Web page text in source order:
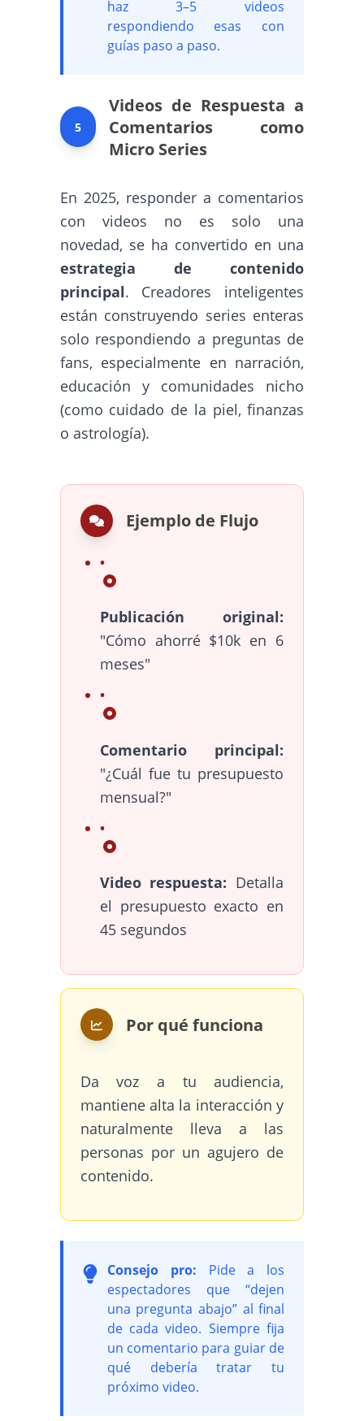
haz 3–5 videos
respondiendo esas con
guías paso a paso.
5
Videos de Respuesta a
Comentarios como
Micro Series
En 2025, responder a comentarios
con videos no es solo una
novedad, se ha convertido en una
estrategia de contenido
principal. Creadores inteligentes
están construyendo series enteras
solo respondiendo a preguntas de
fans, especialmente en narración,
educación y comunidades nicho
(como cuidado de la piel, finanzas
o astrología).
Ejemplo de Flujo
Publicación original:
"Cómo ahorré $10k en 6
meses"
Comentario principal:
"¿Cuál fue tu presupuesto
mensual?"
Video respuesta: Detalla
el presupuesto exacto en
45 segundos
Por qué funciona
Da voz a tu audiencia,
mantiene alta la interacción y
naturalmente lleva a las
personas por un agujero de
contenido.
Consejo pro: Pide a los
espectadores que “dejen
una pregunta abajo” al final
de cada video. Siempre fija
un comentario para guiar de
qué debería tratar tu
próximo video.